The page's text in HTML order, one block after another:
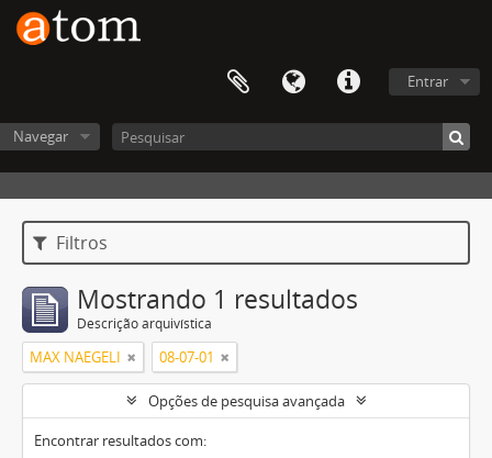
Entrar
Navegar
Filtros
Mostrando 1 resultados
Descrição arquivística
MAX NAEGELI 08-07-01
Opções de pesquisa avançada
Encontrar resultados com: